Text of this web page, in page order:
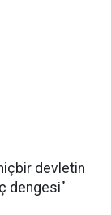
devletin
dengesi"